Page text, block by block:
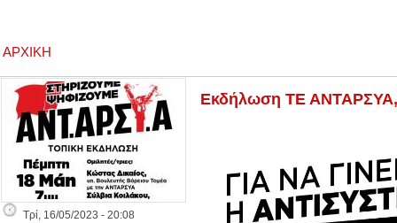
ΑΡΧΙΚΉ
Τρί, 16/05/2023 - 20:08
Εκδήλωση ΤΕ ΑΝΤΑΡΣΥΑ,